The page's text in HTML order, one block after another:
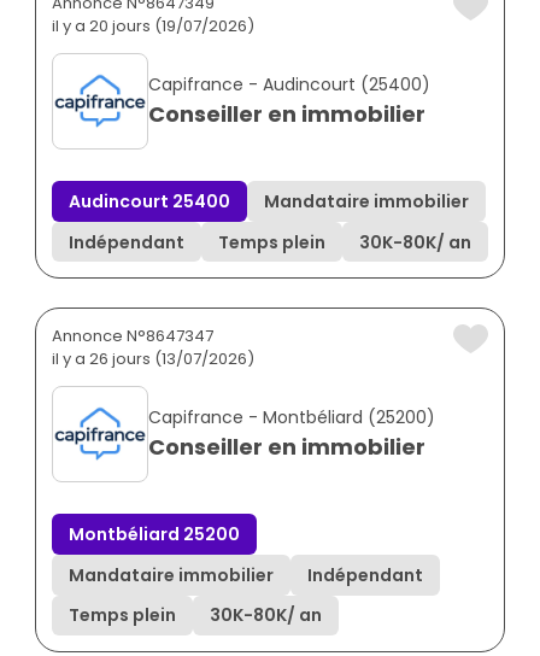
il y a 20 jours (19/07/2026)
Capifrance - Audincourt (25400)
Conseiller en immobilier
Audincourt 25400
Mandataire immobilier
Indépendant
Temps plein 30K-80K/ an
Annonce N°8647347
il y a 26 jours (13/07/2026)
Capifrance - Montbéliard (25200)
Conseiller en immobilier
Montbéliard 25200
Mandataire immobilier
Indépendant
Temps plein
30K-80K/ an